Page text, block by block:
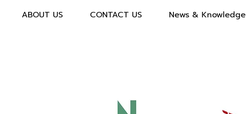
ABOUT US CONTACT US News & Knowledge